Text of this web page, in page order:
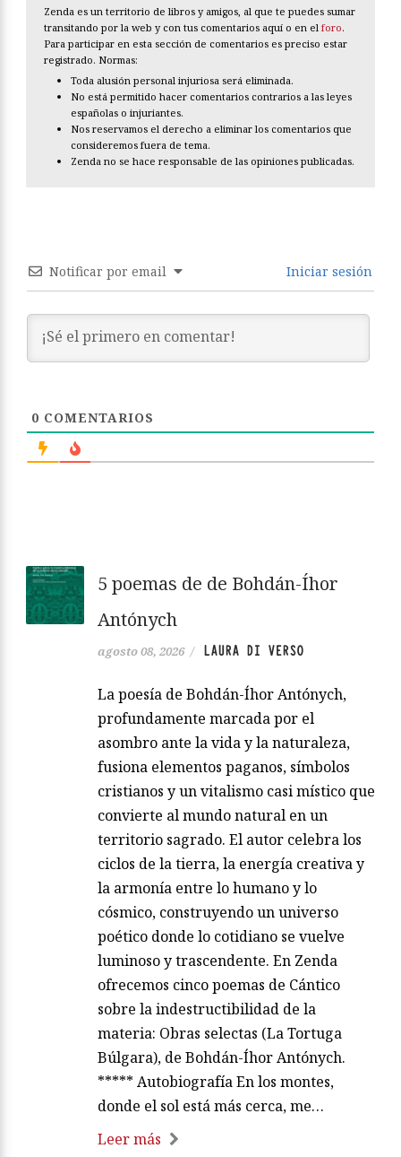
Zenda es un territorio de libros y amigos, al que te puedes sumar
transitando por la web y con tus comentarios aquí o en el foro.
Para participar en esta sección de comentarios es preciso estar
registrado. Normas:
Toda alusión personal injuriosa será eliminada.
No está permitido hacer comentarios contrarios a las leyes
españolas o injuriantes.
Nos reservamos el derecho a eliminar los comentarios que
consideremos fuera de tema.
Zenda no se hace responsable de las opiniones publicadas.
Notificar por email Iniciar sesión
0 COMENTARIOS
5 poemas de de Bohdán-Íhor
Antónych
agosto 08, 2026 / LAURA DI VERSO
La poesía de Bohdán-Íhor Antónych,
profundamente marcada por el
asombro ante la vida y la naturaleza,
fusiona elementos paganos, símbolos
cristianos y un vitalismo casi místico que
convierte al mundo natural en un
territorio sagrado. El autor celebra los
ciclos de la tierra, la energía creativa y
la armonía entre lo humano y lo
cósmico, construyendo un universo
poético donde lo cotidiano se vuelve
luminoso y trascendente. En Zenda
ofrecemos cinco poemas de Cántico
sobre la indestructibilidad de la
materia: Obras selectas (La Tortuga
Búlgara), de Bohdán-Íhor Antónych.
***** Autobiografía En los montes,
donde el sol está más cerca, me…
Leer más